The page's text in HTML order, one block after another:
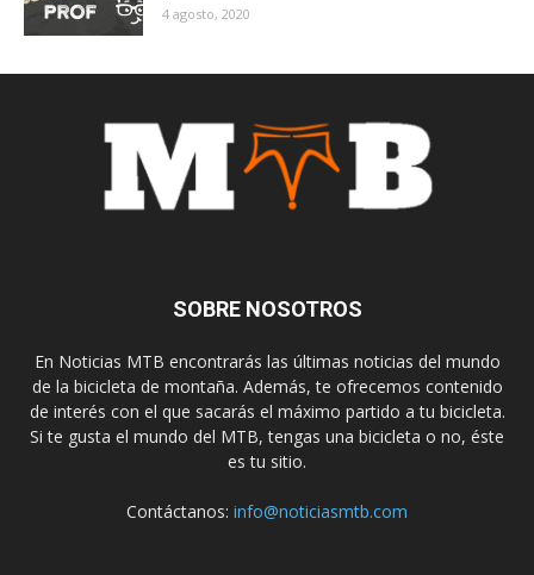
4 agosto, 2020
SOBRE NOSOTROS
En Noticias MTB encontrarás las últimas noticias del mundo
de la bicicleta de montaña. Además, te ofrecemos contenido
de interés con el que sacarás el máximo partido a tu bicicleta.
Si te gusta el mundo del MTB, tengas una bicicleta o no, éste
es tu sitio.
Contáctanos: info@noticiasmtb.com